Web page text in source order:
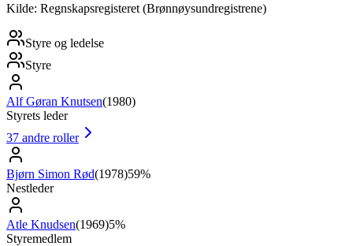
Kilde: Regnskapsregisteret (Brønnøysundregistrene)
Styre og ledelse
Styre
Alf Gøran Knutsen(1980)
Styrets leder
37 andre roller
Bjørn Simon Rød(1978)59%
Nestleder
Atle Knudsen(1969)5%
Styremedlem